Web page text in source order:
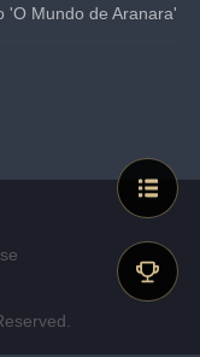
'O Mundo de Aranara'